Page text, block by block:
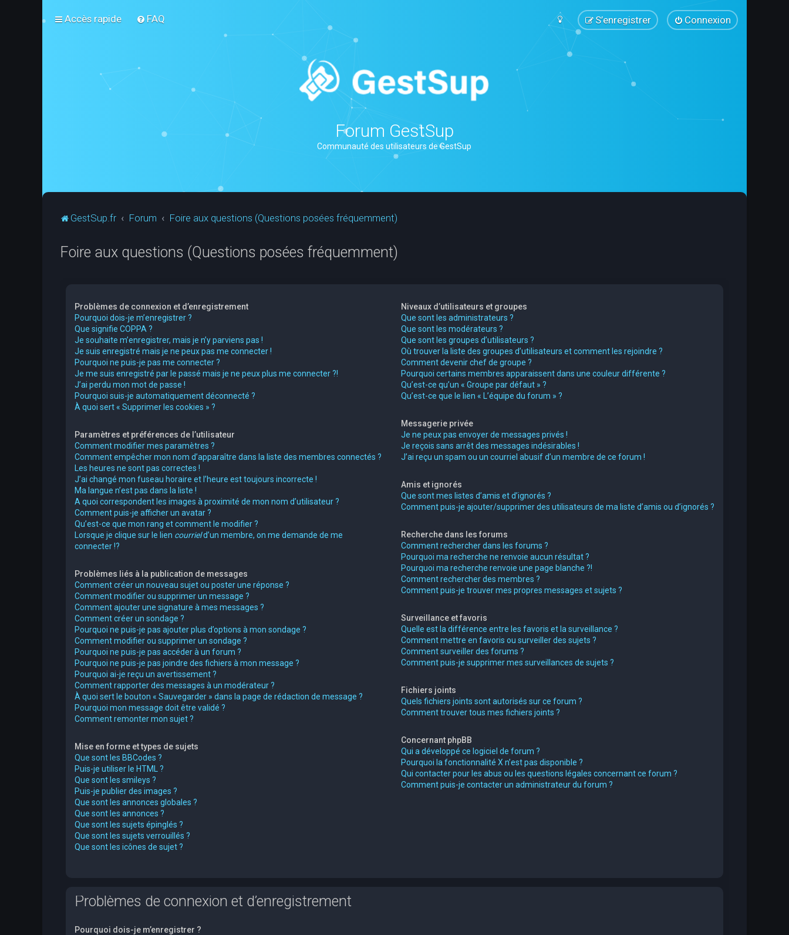
Accès rapide FAQ Connexion
S’enregistrer
Forum GestSup
Communauté des utilisateurs de GestSup
GestSup.fr Forum Foire aux questions (Questions posées fréquemment)
Foire aux questions (Questions posées fréquemment)
Problèmes de connexion et d’enregistrement
Pourquoi dois-je m’enregistrer ?
Que signifie COPPA ?
Je souhaite m’enregistrer, mais je n’y parviens pas !
Je suis enregistré mais je ne peux pas me connecter !
Pourquoi ne puis-je pas me connecter ?
Je me suis enregistré par le passé mais je ne peux plus me connecter ?!
J’ai perdu mon mot de passe !
Pourquoi suis-je automatiquement déconnecté ?
À quoi sert « Supprimer les cookies » ?
Paramètres et préférences de l’utilisateur
Comment modifier mes paramètres ?
Comment empêcher mon nom d’apparaître dans la liste des membres connectés ?
Les heures ne sont pas correctes !
J’ai changé mon fuseau horaire et l’heure est toujours incorrecte !
Ma langue n’est pas dans la liste !
A quoi correspondent les images à proximité de mon nom d’utilisateur ?
Comment puis-je afficher un avatar ?
Qu’est-ce que mon rang et comment le modifier ?
Lorsque je clique sur le lien courrield’un membre, on me demande de me
connecter !?
Problèmes liés à la publication de messages
Comment créer un nouveau sujet ou poster une réponse ?
Comment modifier ou supprimer un message ?
Comment ajouter une signature à mes messages ?
Comment créer un sondage ?
Pourquoi ne puis-je pas ajouter plus d’options à mon sondage ?
Comment modifier ou supprimer un sondage ?
Pourquoi ne puis-je pas accéder à un forum ?
Pourquoi ne puis-je pas joindre des fichiers à mon message ?
Pourquoi ai-je reçu un avertissement ?
Comment rapporter des messages à un modérateur ?
À quoi sert le bouton « Sauvegarder » dans la page de rédaction de message ?
Pourquoi mon message doit être validé ?
Comment remonter mon sujet ?
Mise en forme et types de sujets
Que sont les BBCodes ?
Puis-je utiliser le HTML ?
Que sont les smileys ?
Puis-je publier des images ?
Que sont les annonces globales ?
Que sont les annonces ?
Que sont les sujets épinglés ?
Que sont les sujets verrouillés ?
Que sont les icônes de sujet ?
Niveaux d’utilisateurs et groupes
Que sont les administrateurs ?
Que sont les modérateurs ?
Que sont les groupes d’utilisateurs ?
Où trouver la liste des groupes d’utilisateurs et comment les rejoindre ?
Comment devenir chef de groupe ?
Pourquoi certains membres apparaissent dans une couleur différente ?
Qu’est-ce qu’un « Groupe par défaut » ?
Qu’est-ce que le lien « L’équipe du forum » ?
Messagerie privée
Je ne peux pas envoyer de messages privés !
Je reçois sans arrêt des messages indésirables !
J’ai reçu un spam ou un courriel abusif d’un membre de ce forum !
Amis et ignorés
Que sont mes listes d’amis et d’ignorés ?
Comment puis-je ajouter/supprimer des utilisateurs de ma liste d’amis ou d’ignorés ?
Recherche dans les forums
Comment rechercher dans les forums ?
Pourquoi ma recherche ne renvoie aucun résultat ?
Pourquoi ma recherche renvoie une page blanche ?!
Comment rechercher des membres ?
Comment puis-je trouver mes propres messages et sujets ?
Surveillance et favoris
Quelle est la différence entre les favoris et la surveillance ?
Comment mettre en favoris ou surveiller des sujets ?
Comment surveiller des forums ?
Comment puis-je supprimer mes surveillances de sujets ?
Fichiers joints
Quels fichiers joints sont autorisés sur ce forum ?
Comment trouver tous mes fichiers joints ?
Concernant phpBB
Qui a développé ce logiciel de forum ?
Pourquoi la fonctionnalité X n’est pas disponible ?
Qui contacter pour les abus ou les questions légales concernant ce forum ?
Comment puis-je contacter un administrateur du forum ?
Problèmes de connexion et d’enregistrement
Pourquoi dois-je m’enregistrer ?